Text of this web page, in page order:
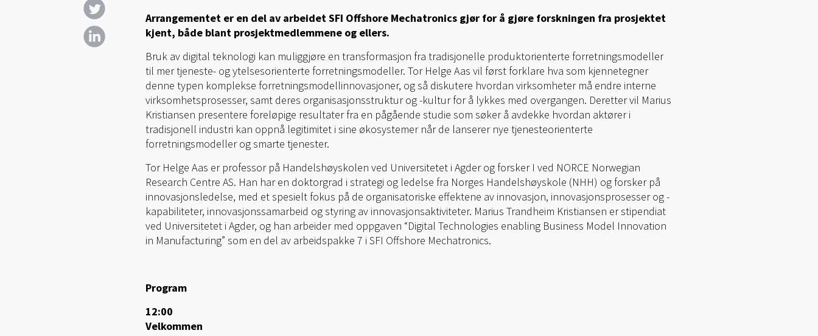
Arrangementet er en del av arbeidet SFI Offshore Mechatronics gjør for å gjøre forskningen fra prosjektet
kjent, både blant prosjektmedlemmene og ellers.
Bruk av digital teknologi kan muliggjøre en transformasjon fra tradisjonelle produktorienterte forretningsmodeller
til mer tjeneste- og ytelsesorienterte forretningsmodeller. Tor Helge Aas vil først forklare hva som kjennetegner
denne typen komplekse forretningsmodellinnovasjoner, og så diskutere hvordan virksomheter må endre interne
virksomhetsprosesser, samt deres organisasjonsstruktur og -kultur for å lykkes med overgangen. Deretter vil Marius
Kristiansen presentere foreløpige resultater fra en pågående studie som søker å avdekke hvordan aktører i
tradisjonell industri kan oppnå legitimitet i sine økosystemer når de lanserer nye tjenesteorienterte
forretningsmodeller og smarte tjenester.
Tor Helge Aas er professor på Handelshøyskolen ved Universitetet i Agder og forsker I ved NORCE Norwegian
Research Centre AS. Han har en doktorgrad i strategi og ledelse fra Norges Handelshøyskole (NHH) og forsker på
innovasjonsledelse, med et spesielt fokus på de organisatoriske effektene av innovasjon, innovasjonsprosesser og -
kapabiliteter, innovasjonssamarbeid og styring av innovasjonsaktiviteter. Marius Trandheim Kristiansen er stipendiat
ved Universitetet i Agder, og han arbeider med oppgaven “Digital Technologies enabling Business Model Innovation
in Manufacturing” som en del av arbeidspakke 7 i SFI Offshore Mechatronics.
Program
12:00
Velkommen